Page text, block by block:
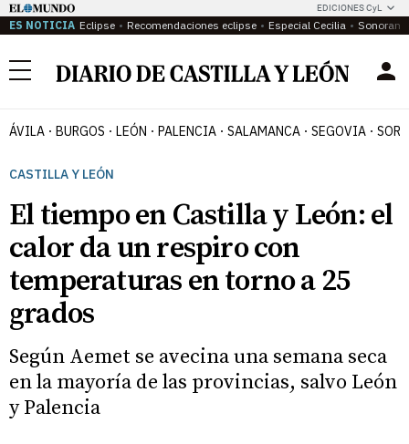
EDICIONES CyL
ES NOTICIA Eclipse Recomendaciones eclipse Especial Cecilia
Menú
ÁVILA BURGOS LEÓN PALENCIA SALAMANCA SEGOVIA
CASTILLA Y LEÓN
El tiempo en Castilla y León: el
calor da un respiro con
temperaturas en torno a 25
grados
Según Aemet se avecina una semana seca
en la mayoría de las provincias, salvo León
y Palencia